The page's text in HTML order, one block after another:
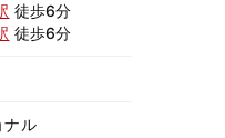
徒歩6分
徒歩6分
ナル